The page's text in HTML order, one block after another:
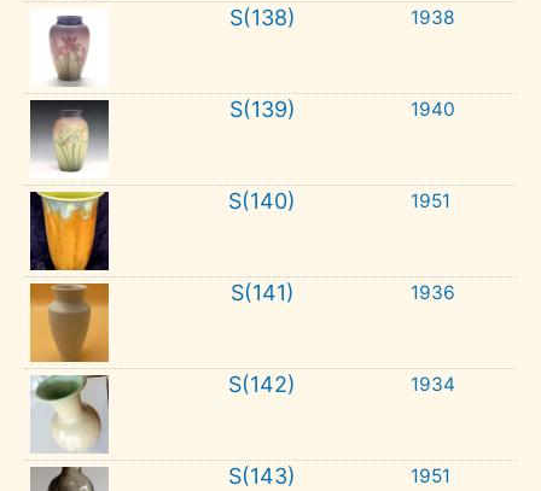
S(138) 1938
S(139) 1940
S(140) 1951
S(141) 1936
S(142) 1934
S(143) 1951